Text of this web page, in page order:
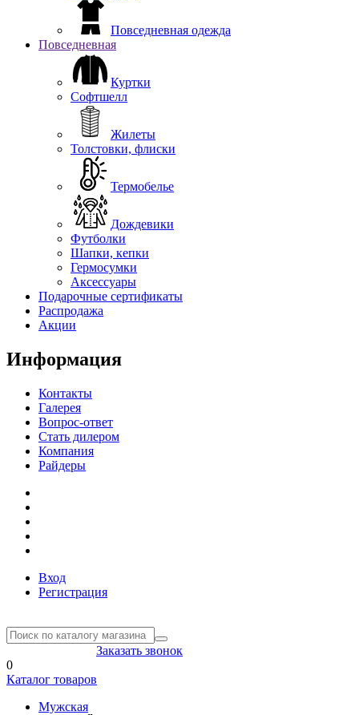
Повседневная одежда
Повседневная
Куртки
Софтшелл
Жилеты
Толстовки, флиски
Термобелье
Дождевики
Футболки
Шапки, кепки
Гермосумки
Аксессуары
Подарочные сертификаты
Распродажа
Акции
Информация
Контакты
Галерея
Вопрос-ответ
Стать дилером
Компания
Райдеры
Вход
Регистрация
Заказать звонок
0
Каталог товаров
Мужская